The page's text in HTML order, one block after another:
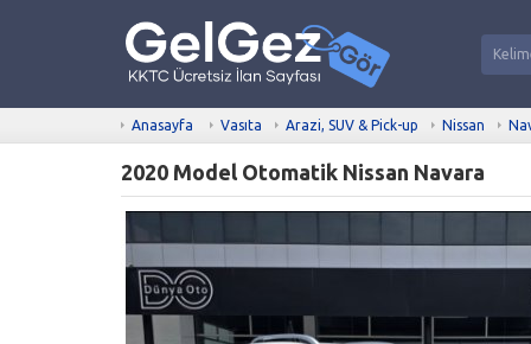
Anasayfa Vasıta Arazi, SUV & Pick-up Nissan
2020 Model Otomatik Nissan Navara